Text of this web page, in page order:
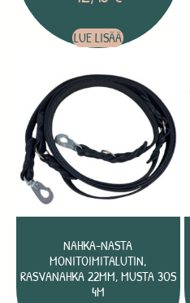
LUE LISÄÄ
NAHKA-NASTA
MONITOIMITALUTIN,
RASVANAHKA 22MM, MUSTA 3OS
4M